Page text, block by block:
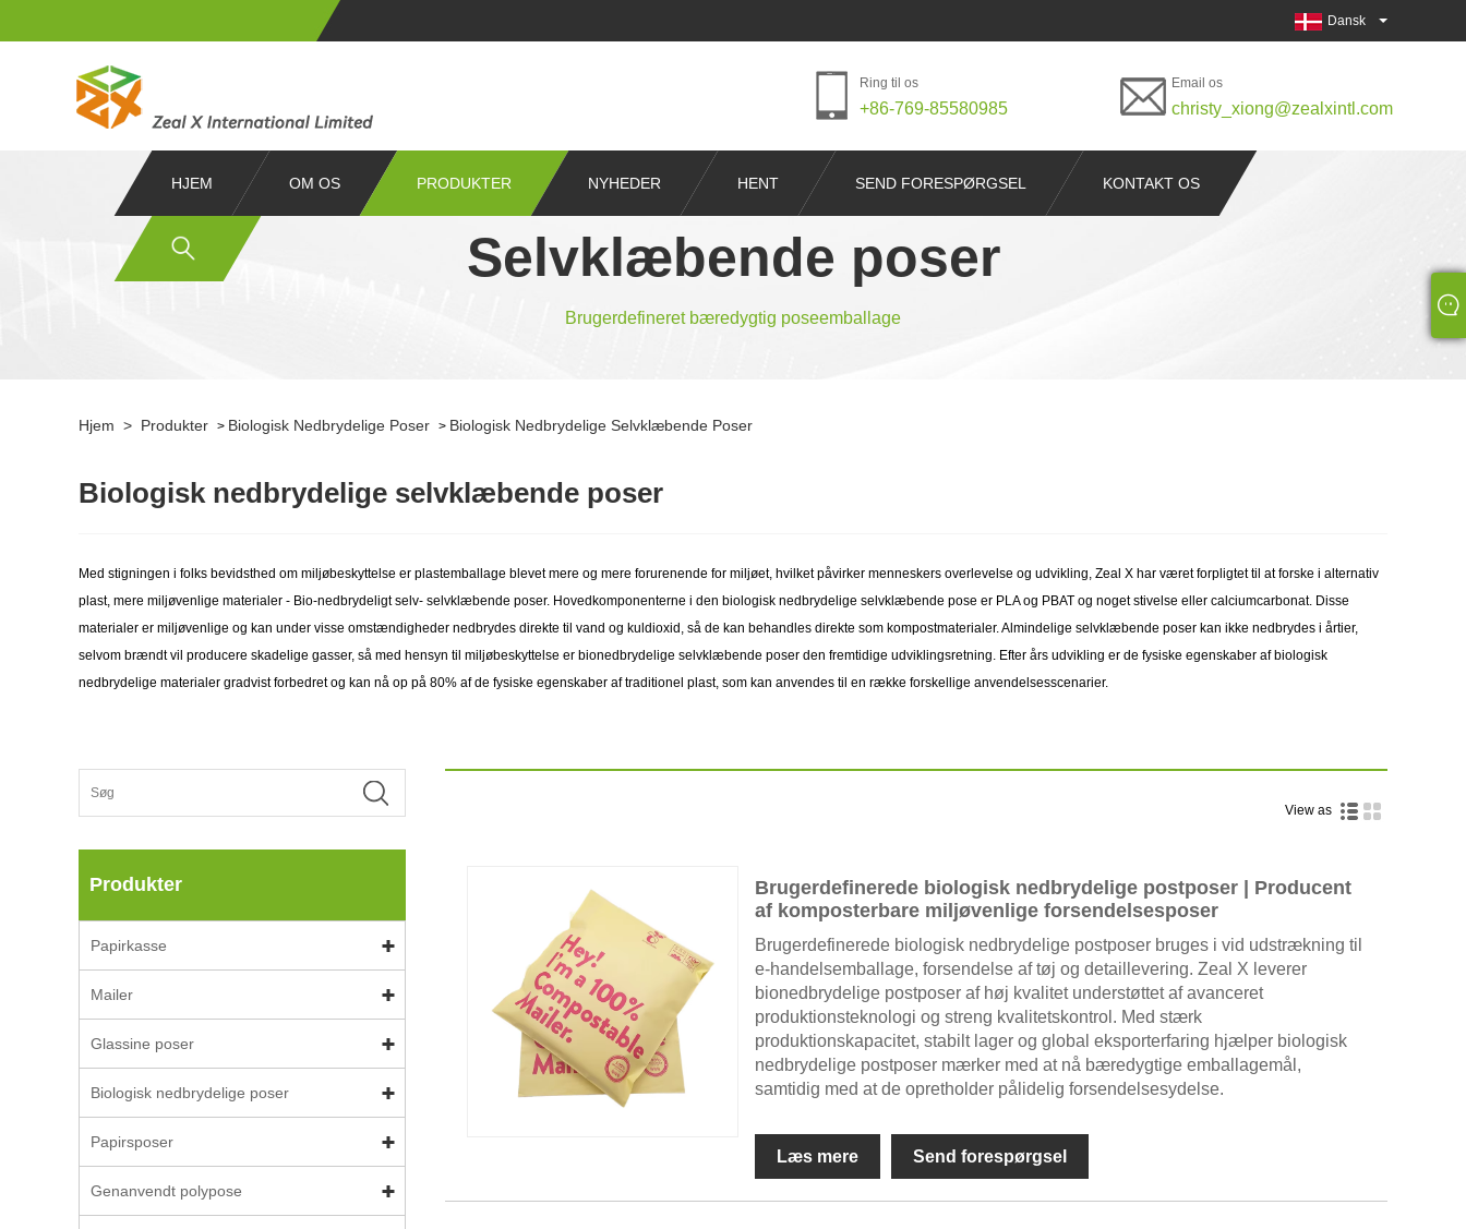
Dansk
Ring til os
+86-769-85580985
Email os
christy_xiong@zealxintl.com
HJEM OM OS PRODUKTER NYHEDER HENT SEND FORESPØRGSEL KONTAKT OS
Selvklæbende poser
Brugerdefineret bæredygtig poseemballage
Hjem > Produkter > Biologisk Nedbrydelige Poser > Biologisk Nedbrydelige Selvklæbende Poser
Biologisk nedbrydelige selvklæbende poser
Med stigningen i folks bevidsthed om miljøbeskyttelse er plastemballage blevet mere og mere forurenende for miljøet, hvilket påvirker menneskers overlevelse og udvikling, Zeal X har været forpligtet til at forske i alternativ
plast, mere miljøvenlige materialer - Bio-nedbrydeligt selv- selvklæbende poser. Hovedkomponenterne i den biologisk nedbrydelige selvklæbende pose er PLA og PBAT og noget stivelse eller calciumcarbonat. Disse
materialer er miljøvenlige og kan under visse omstændigheder nedbrydes direkte til vand og kuldioxid, så de kan behandles direkte som kompostmaterialer. Almindelige selvklæbende poser kan ikke nedbrydes i årtier,
selvom brændt vil producere skadelige gasser, så med hensyn til miljøbeskyttelse er bionedbrydelige selvklæbende poser den fremtidige udviklingsretning. Efter års udvikling er de fysiske egenskaber af biologisk
nedbrydelige materialer gradvist forbedret og kan nå op på 80% af de fysiske egenskaber af traditionel plast, som kan anvendes til en række forskellige anvendelsesscenarier.
Produkter
Papirkasse
Mailer
Glassine poser
Biologisk nedbrydelige poser
Papirsposer
Genanvendt polypose
View as
Brugerdefinerede biologisk nedbrydelige postposer | Producent
af komposterbare miljøvenlige forsendelsesposer
Brugerdefinerede biologisk nedbrydelige postposer bruges i vid udstrækning til
e-handelsemballage, forsendelse af tøj og detaillevering. Zeal X leverer
bionedbrydelige postposer af høj kvalitet understøttet af avanceret
produktionsteknologi og streng kvalitetskontrol. Med stærk
produktionskapacitet, stabilt lager og global eksporterfaring hjælper biologisk
nedbrydelige postposer mærker med at nå bæredygtige emballagemål,
samtidig med at de opretholder pålidelig forsendelsesydelse.
Læs mere Send forespørgsel